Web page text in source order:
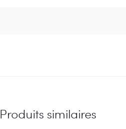
Produits similaires